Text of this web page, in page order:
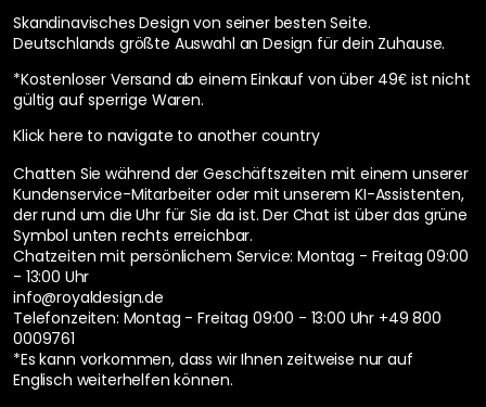
Skandinavisches Design von seiner besten Seite.
Deutschlands größte Auswahl an Design für dein Zuhause.
*Kostenloser Versand ab einem Einkauf von über 49€ ist nicht
gültig auf sperrige Waren.
Klick here to navigate to another country
Chatten Sie während der Geschäftszeiten mit einem unserer
Kundenservice-Mitarbeiter oder mit unserem KI-Assistenten,
der rund um die Uhr für Sie da ist. Der Chat ist über das grüne
Symbol unten rechts erreichbar.
Chatzeiten mit persönlichem Service: Montag - Freitag 09:00
- 13:00 Uhr
info@royaldesign.de
Telefonzeiten: Montag - Freitag 09:00 - 13:00 Uhr +49 800
0009761
*Es kann vorkommen, dass wir Ihnen zeitweise nur auf
Englisch weiterhelfen können.